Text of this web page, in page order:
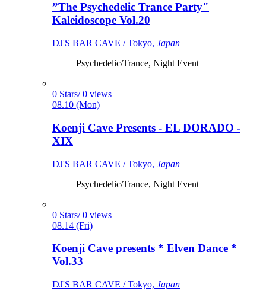
”The Psychedelic Trance Party"
Kaleidoscope Vol.20
DJ'S BAR CAVE / Tokyo, Japan
Psychedelic/Trance, Night Event
0 Stars/ 0 views
08.10 (Mon)
Koenji Cave Presents - EL DORADO -
XIX
DJ'S BAR CAVE / Tokyo, Japan
Psychedelic/Trance, Night Event
0 Stars/ 0 views
08.14 (Fri)
Koenji Cave presents * Elven Dance *
Vol.33
DJ'S BAR CAVE / Tokyo, Japan